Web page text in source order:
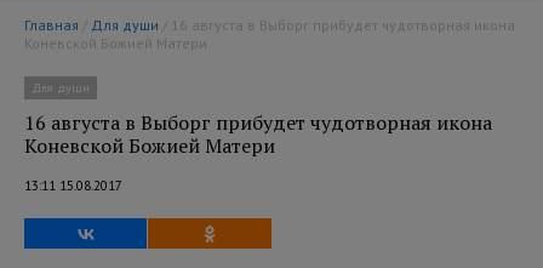
Главная / Для души
Коневской Божией Матери
Для души
16 августа в Выборг прибудет чудотворная икона
Коневской Божией Матери
13:11 15.08.2017